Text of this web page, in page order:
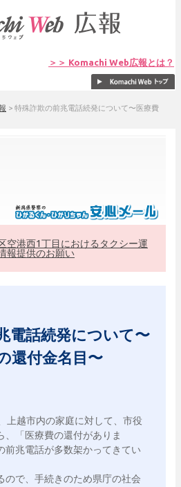
＞＞ Komachi Web広報とは？
> 特殊詐欺の前兆電話続発について〜医療費
空港西1丁目におけるタクシー運
報提供のお願い
電話続発について〜
還付金名目〜
上越市内の家庭に対して、市役
、「医療費の還付がありま
前兆電話が多数架かってきてい
ので、手続きのため県庁の社会